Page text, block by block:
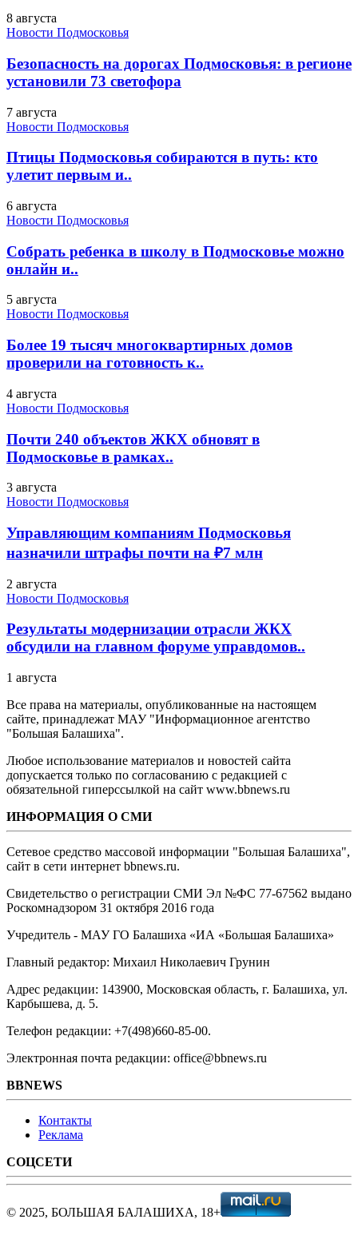
8 августа
Новости Подмосковья
Безопасность на дорогах Подмосковья: в регионе
установили 73 светофора
7 августа
Новости Подмосковья
Птицы Подмосковья собираются в путь: кто
улетит первым и..
6 августа
Новости Подмосковья
Собрать ребенка в школу в Подмосковье можно
онлайн и..
5 августа
Новости Подмосковья
Более 19 тысяч многоквартирных домов
проверили на готовность к..
4 августа
Новости Подмосковья
Почти 240 объектов ЖКХ обновят в
Подмосковье в рамках..
3 августа
Новости Подмосковья
Управляющим компаниям Подмосковья
назначили штрафы почти на ₽7 млн
2 августа
Новости Подмосковья
Результаты модернизации отрасли ЖКХ
обсудили на главном форуме управдомов..
1 августа
Все права на материалы, опубликованные на настоящем
сайте, принадлежат МАУ "Информационное агентство
"Большая Балашиха".
Любое использование материалов и новостей сайта
допускается только по согласованию с редакцией с
обязательной гиперссылкой на сайт www.bbnews.ru
ИНФОРМАЦИЯ О СМИ
Сетевое средство массовой информации "Большая Балашиха",
сайт в сети интернет bbnews.ru.
Свидетельство о регистрации СМИ Эл №ФС ‎77-67562 выдано
Роскомнадзором 31 октября 2016 года
Учредитель - МАУ ГО Балашиха «ИА «Большая Балашиха»
Главный редактор: Михаил Николаевич Грунин
Адрес редакции: 143900, Московская область, г. Балашиха, ул.
Карбышева, д. 5.
Телефон редакции: +7(498)660-85-00.
Электронная почта редакции: office@bbnews.ru
BBNEWS
Контакты
Реклама
СОЦСЕТИ
© 2025, БОЛЬШАЯ БАЛАШИХА, 18+